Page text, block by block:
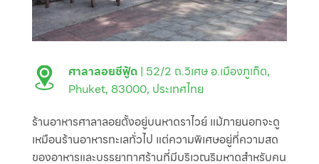
ศาลาลอยซีฟู้ด | 52/2 ถ.วิเศษ อ.เมืองภูเก็ต,
Phuket, 83000, ประเทศไทย
ร้านอาหารศาลาลอยตั้งอยู่บนหาดราไวย์ แม้ภายนอกจะดู
เหมือนร้านอาหารทะเลทั่วไป แต่ความพิเศษอยู่ที่ความสด
ของอาหารและบรรยากาศร้านที่มีบริเวณริมหาดสำหรับคน